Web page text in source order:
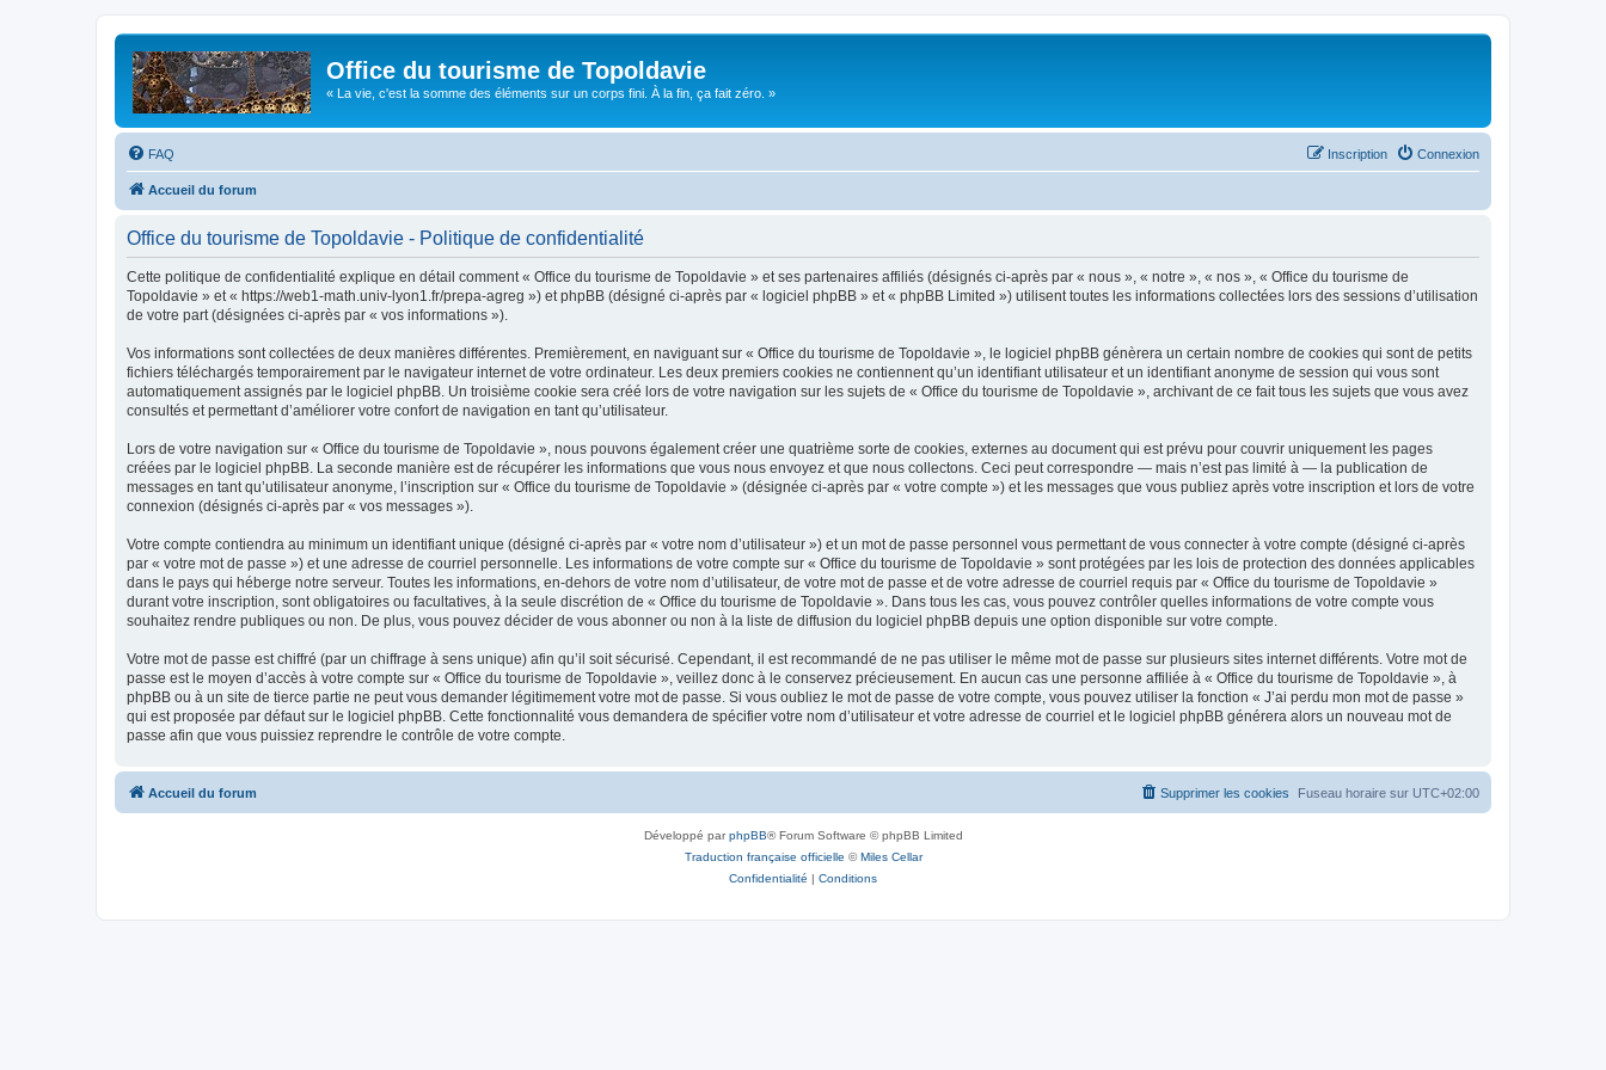
Office du tourisme de Topoldavie
« La vie, c'est la somme des éléments sur un corps fini. À la fin, ça fait zéro. »
FAQ Connexion
Inscription
Accueil du forum
Office du tourisme de Topoldavie - Politique de confidentialité
Cette politique de confidentialité explique en détail comment « Office du tourisme de Topoldavie » et ses partenaires affiliés (désignés ci-après par « nous », « notre », « nos », « Office du tourisme de
Topoldavie » et « https://web1-math.univ-lyon1.fr/prepa-agreg ») et phpBB (désigné ci-après par « logiciel phpBB » et « phpBB Limited ») utilisent toutes les informations collectées lors des sessions d’utilisation
de votre part (désignées ci-après par « vos informations »).
Vos informations sont collectées de deux manières différentes. Premièrement, en naviguant sur « Office du tourisme de Topoldavie », le logiciel phpBB génèrera un certain nombre de cookies qui sont de petits
fichiers téléchargés temporairement par le navigateur internet de votre ordinateur. Les deux premiers cookies ne contiennent qu’un identifiant utilisateur et un identifiant anonyme de session qui vous sont
automatiquement assignés par le logiciel phpBB. Un troisième cookie sera créé lors de votre navigation sur les sujets de « Office du tourisme de Topoldavie », archivant de ce fait tous les sujets que vous avez
consultés et permettant d’améliorer votre confort de navigation en tant qu’utilisateur.
Lors de votre navigation sur « Office du tourisme de Topoldavie », nous pouvons également créer une quatrième sorte de cookies, externes au document qui est prévu pour couvrir uniquement les pages
créées par le logiciel phpBB. La seconde manière est de récupérer les informations que vous nous envoyez et que nous collectons. Ceci peut correspondre — mais n’est pas limité à — la publication de
messages en tant qu’utilisateur anonyme, l’inscription sur « Office du tourisme de Topoldavie » (désignée ci-après par « votre compte ») et les messages que vous publiez après votre inscription et lors de votre
connexion (désignés ci-après par « vos messages »).
Votre compte contiendra au minimum un identifiant unique (désigné ci-après par « votre nom d’utilisateur ») et un mot de passe personnel vous permettant de vous connecter à votre compte (désigné ci-après
par « votre mot de passe ») et une adresse de courriel personnelle. Les informations de votre compte sur « Office du tourisme de Topoldavie » sont protégées par les lois de protection des données applicables
dans le pays qui héberge notre serveur. Toutes les informations, en-dehors de votre nom d’utilisateur, de votre mot de passe et de votre adresse de courriel requis par « Office du tourisme de Topoldavie »
durant votre inscription, sont obligatoires ou facultatives, à la seule discrétion de « Office du tourisme de Topoldavie ». Dans tous les cas, vous pouvez contrôler quelles informations de votre compte vous
souhaitez rendre publiques ou non. De plus, vous pouvez décider de vous abonner ou non à la liste de diffusion du logiciel phpBB depuis une option disponible sur votre compte.
Votre mot de passe est chiffré (par un chiffrage à sens unique) afin qu’il soit sécurisé. Cependant, il est recommandé de ne pas utiliser le même mot de passe sur plusieurs sites internet différents. Votre mot de
passe est le moyen d’accès à votre compte sur « Office du tourisme de Topoldavie », veillez donc à le conservez précieusement. En aucun cas une personne affiliée à « Office du tourisme de Topoldavie », à
phpBB ou à un site de tierce partie ne peut vous demander légitimement votre mot de passe. Si vous oubliez le mot de passe de votre compte, vous pouvez utiliser la fonction « J’ai perdu mon mot de passe »
qui est proposée par défaut sur le logiciel phpBB. Cette fonctionnalité vous demandera de spécifier votre nom d’utilisateur et votre adresse de courriel et le logiciel phpBB générera alors un nouveau mot de
passe afin que vous puissiez reprendre le contrôle de votre compte.
Accueil du forum Fuseau horaire sur UTC+02:00
Supprimer les cookies
Développé parphpBB® Forum Software © phpBB Limited
Traduction française officielle ©Miles Cellar
Confidentialité | Conditions